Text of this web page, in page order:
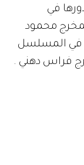
في
محمود
في المسلسل